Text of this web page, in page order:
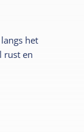
het
rust en